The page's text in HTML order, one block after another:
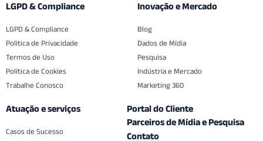
LGPD & Compliance
LGPD & Compliance
Politica de Privacidade
Termos de Uso
Política de Cookies
Trabalhe Conosco
Inovação e Mercado
Blog
Dados de Mídia
Pesquisa
Indústria e Mercado
Marketing 360
Atuação e serviços
Casos de Sucesso
Portal do Cliente
Parceiros de Mídia e Pesquisa
Contato